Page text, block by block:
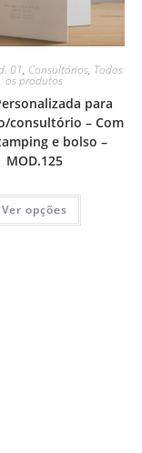
01, Consultórios, Todos
os produtos
para
consultório – Com
e bolso –
MOD.125
Ver opções